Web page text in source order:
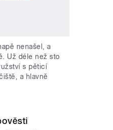
nenašel, a
Už déle než sto
s pěticí
a hlavně